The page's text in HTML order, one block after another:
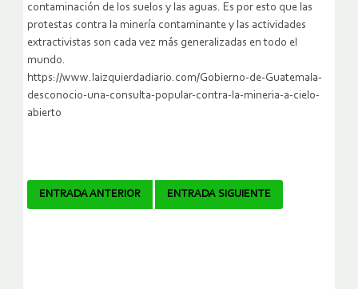
contaminación de los suelos y las aguas. Es por esto que las
protestas contra la minería contaminante y las actividades
extractivistas son cada vez más generalizadas en todo el
mundo.
https://www.laizquierdadiario.com/Gobierno-de-Guatemala-
desconocio-una-consulta-popular-contra-la-mineria-a-cielo-
abierto
Navegador
ENTRADA ANTERIOR ENTRADA SIGUIENTE